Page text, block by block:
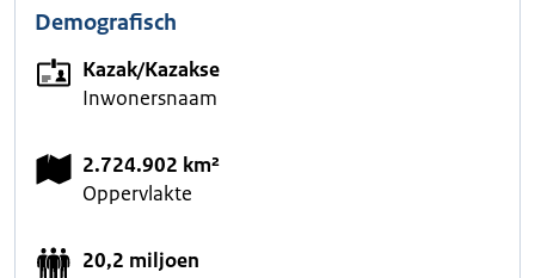
Demografisch
Kazak/Kazakse
Inwonersnaam
2.724.902 km²
Oppervlakte
20,2 miljoen